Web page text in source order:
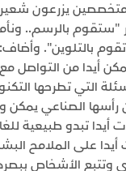
يزرعون
"ستقوم بالرسم..
تقوم بالتلوين".
أيدا من التواصل
التي تطرحها
رأسها الصناعي
أيدا تبدو طبيعية
على الملامح
وتتبع الأشخاص